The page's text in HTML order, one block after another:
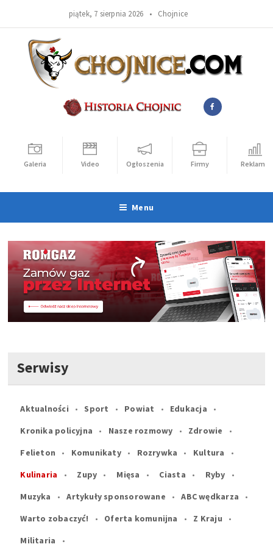
piątek, 7 sierpnia 2026 • Chojnice
Galeria Video Ogłoszenia Firmy Reklama
Menu
Serwisy
Aktualności Sport Powiat
Edukacja
Kronika policyjna
Nasze rozmowy
Zdrowie
Felieton
Komunikaty Rozrywka
Kultura
Kulinaria
Zupy Mięsa Ciasta
Ryby
Muzyka
Artykuły sponsorowane
ABC wędkarza
Warto zobaczyć!
Oferta komunijna
Z Kraju
Militaria